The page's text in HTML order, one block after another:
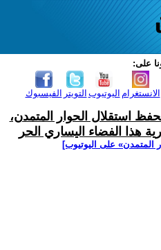
على:
الفيسبوك التويتر اليوتيوب الانستغرام
استقلال الحوار المتمدن،
هذا الفضاء اليساري الحر
المتمدن» على اليوتيوب]